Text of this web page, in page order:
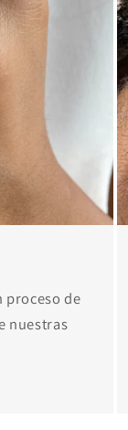
proceso de
nuestras